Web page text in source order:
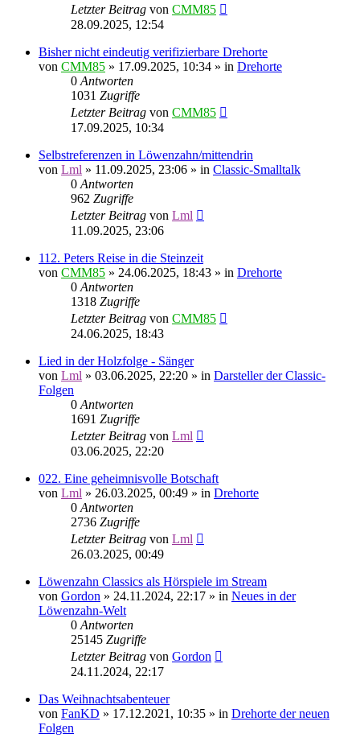
Letzter Beitrag von CMM85
28.09.2025, 12:54
Bisher nicht eindeutig verifizierbare Drehorte
von CMM85 » 17.09.2025, 10:34 » in Drehorte
0 Antworten
1031 Zugriffe
Letzter Beitrag von CMM85
17.09.2025, 10:34
Selbstreferenzen in Löwenzahn/mittendrin
von Lml » 11.09.2025, 23:06 » in Classic-Smalltalk
0 Antworten
962 Zugriffe
Letzter Beitrag von Lml
11.09.2025, 23:06
112. Peters Reise in die Steinzeit
von CMM85 » 24.06.2025, 18:43 » in Drehorte
0 Antworten
1318 Zugriffe
Letzter Beitrag von CMM85
24.06.2025, 18:43
Lied in der Holzfolge - Sänger
von Lml » 03.06.2025, 22:20 » in Darsteller der Classic-
Folgen
0 Antworten
1691 Zugriffe
Letzter Beitrag von Lml
03.06.2025, 22:20
022. Eine geheimnisvolle Botschaft
von Lml » 26.03.2025, 00:49 » in Drehorte
0 Antworten
2736 Zugriffe
Letzter Beitrag von Lml
26.03.2025, 00:49
Löwenzahn Classics als Hörspiele im Stream
von Gordon » 24.11.2024, 22:17 » in Neues in der
Löwenzahn-Welt
0 Antworten
25145 Zugriffe
Letzter Beitrag von Gordon
24.11.2024, 22:17
Das Weihnachtsabenteuer
von FanKD » 17.12.2021, 10:35 » in Drehorte der neuen
Folgen